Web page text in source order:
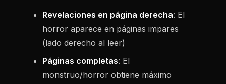
Revelaciones en página derecha: El
horror aparece en páginas impares
(lado derecho al leer)
Páginas completas: El
monstruo/horror obtiene máximo